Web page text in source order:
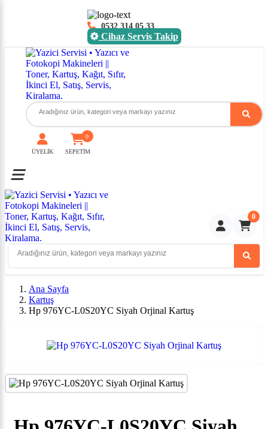
0532 314 05 33
Cihaz Servis Takip
ÜYELİK SEPETİM
0
Toggle mobile menu
0
Ana Sayfa
Kartuş
Hp 976YC-L0S20YC Siyah Orjinal Kartuş